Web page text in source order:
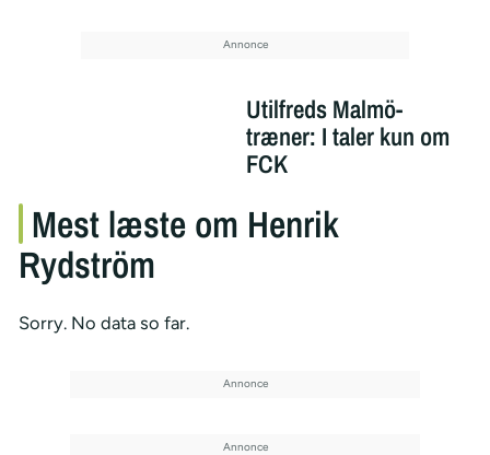
Utilfreds Malmö-
træner: I taler kun om
FCK
Mest læste om Henrik
Rydström
Sorry. No data so far.